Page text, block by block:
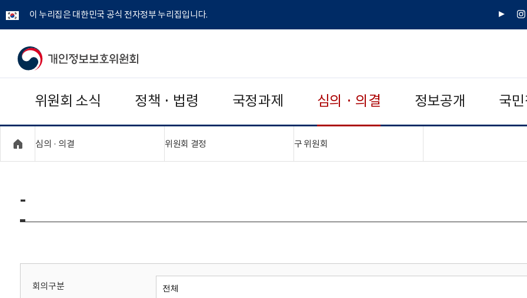
이 누리집은 대한민국 공식 전자정부 누리집입니다.
유
인
개
보
보
위
회
위원회 소식 정책 · 법령 국정과제 심의 · 의결 정보공개 국
심의 · 의결 위원회 결정 구 위원회
-
회의구분